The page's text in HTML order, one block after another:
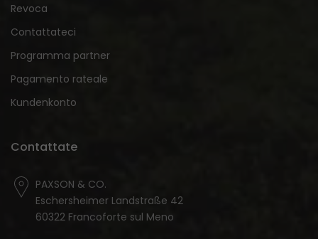
Revoca
Contattateci
Programma partner
Pagamento rateale
Kundenkonto
Contattate
PAXSON & CO.
Eschersheimer Landstraße 42
60322 Francoforte sul Meno